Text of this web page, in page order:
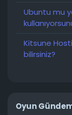
Ubuntu mu
Kitsune
bilirsiniz?
Oyun